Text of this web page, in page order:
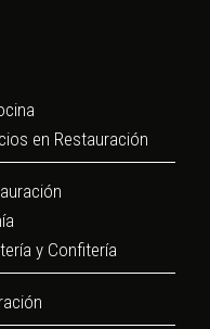
en Restauración
y Confitería